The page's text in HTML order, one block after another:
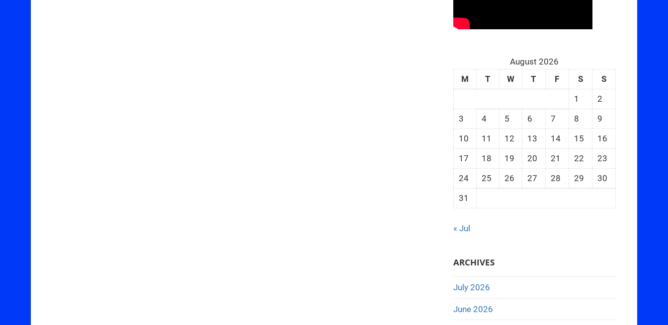
August 2026
M
T W T F S
S
1
2
3
4 5 6 7 8
9
10
11 12 13 14 15
16
17
18 19 20 21 22
23
24
25 26 27 28 29
30
31
« Jul
ARCHIVES
July 2026
June 2026